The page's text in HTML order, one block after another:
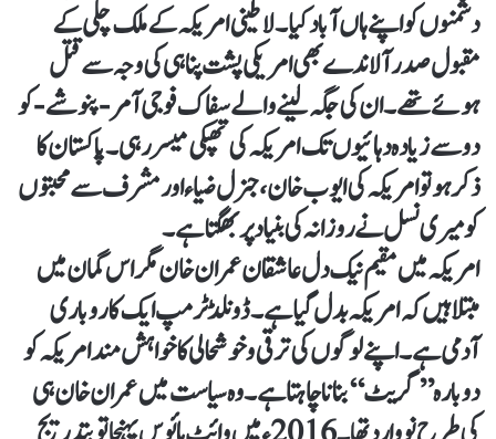
دشمنوں کو اپنے ہاں آباد کیا۔ لاطینی امریکہ کے ملک چلی کے
مقبول صدر آلاندے بھی امریکی پشت پناہی کی وجہ سے قتل
ہوئے تھے۔ ان کی جگہ لینے والے سفاک فوجی آمر -پنوشے- کو
دو سے زیادہ دہائیوں تک امریکہ کی تھپکی میسر رہی۔ پاکستان کا
ذکر ہو تو امریکہ کی ایوب خان، جنرل ضیاء اور مشرف سے محبتوں
کو میری نسل نے روزانہ کی بنیاد پر بھگتا ہے۔
امریکہ میں مقیم نیک دل عاشقان عمران خان مگر اس گمان میں
مبتلا ہیں کہ امریکہ بدل گیا ہے۔ ڈونلڈٹرمپ ایک کاروباری
آدمی ہے۔ اپنے لوگوں کی ترقی وخوشحالی کا خواہش مند ا مریکہ کو
دوبارہ ’’گریٹ‘‘ بنانا چاہتا ہے۔ وہ سیاست میں عمران خان ہی